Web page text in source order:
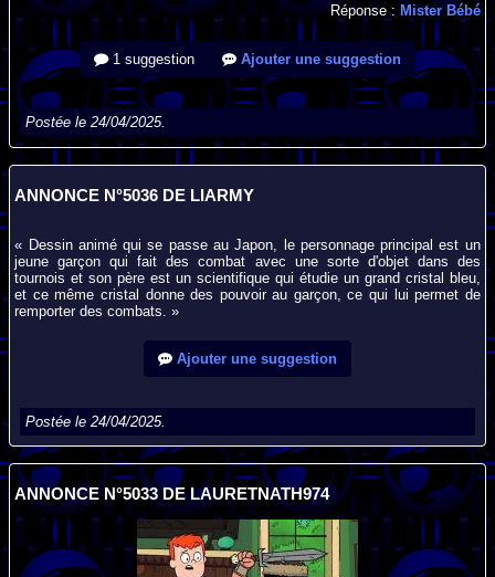
Réponse : Mister Bébé
1 suggestion Ajouter une suggestion
Postée le 24/04/2025.
ANNONCE N°5036 DE LIARMY
« Dessin animé qui se passe au Japon, le personnage principal est un
jeune garçon qui fait des combat avec une sorte d'objet dans des
tournois et son père est un scientifique qui étudie un grand cristal bleu,
et ce même cristal donne des pouvoir au garçon, ce qui lui permet de
remporter des combats. »
Ajouter une suggestion
Postée le 24/04/2025.
ANNONCE N°5033 DE LAURETNATH974